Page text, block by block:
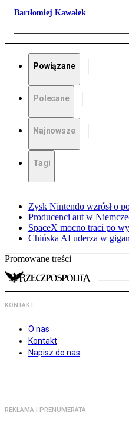
Bartłomiej Kawałek
Powiązane
Polecane
Najnowsze
Tagi
Zysk Nintendo wzrósł o
Producenci aut w
SpaceX mocno traci po
Chińska AI uderza w
Promowane treści
KONTAKT
O nas
Kontakt
Napisz do nas
REKLAMA I PRENUMERATA